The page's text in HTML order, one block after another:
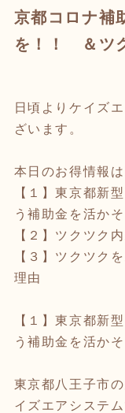
京都コロナ補
を！！ ＆ツ
日頃よりケイズ
ざいます。
本日のお得情報
【１】東京都新
う補助金を活かそ
【２】ツクツク
【３】ツクツク
理由
【１】東京都新
う補助金を活かそ
東京都八王子市
イズエアシステム